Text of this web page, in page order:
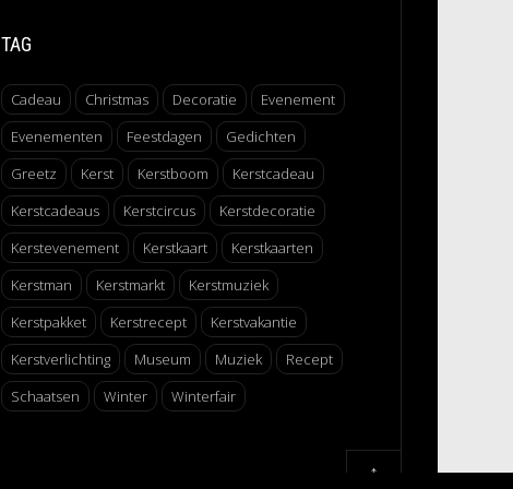
TAG
Cadeau Christmas Decoratie
Evenement
Evenementen
Feestdagen
Gedichten
Greetz
Kerst Kerstboom
Kerstcadeau
Kerstcadeaus
Kerstcircus
Kerstdecoratie
Kerstevenement
Kerstkaart
Kerstkaarten
Kerstman
Kerstmarkt
Kerstmuziek
Kerstpakket
Kerstrecept
Kerstvakantie
Kerstverlichting
Museum Muziek
Recept
Schaatsen
Winter Winterfair
↑